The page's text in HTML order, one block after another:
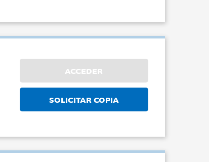
ACCEDER
SOLICITAR COPIA